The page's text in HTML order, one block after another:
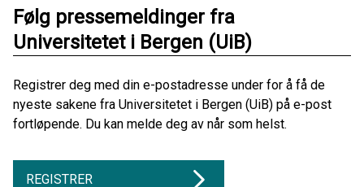
Følg pressemeldinger fra
Universitetet i Bergen (UiB)
Registrer deg med din e-postadresse under for å få de
nyeste sakene fra Universitetet i Bergen (UiB) på e-post
fortløpende. Du kan melde deg av når som helst.
REGISTRER